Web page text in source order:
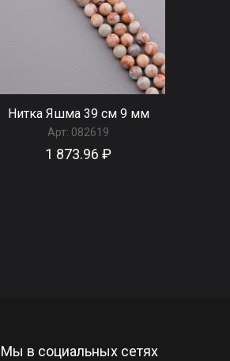
Нитка Яшма 39 см 9 мм
Арт: 082619
1 873.96 ₽
Мы в социальных сетях